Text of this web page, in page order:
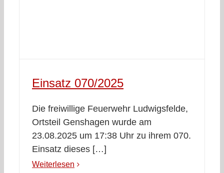
Einsatz 070/2025
Die freiwillige Feuerwehr Ludwigsfelde,
Ortsteil Genshagen wurde am
23.08.2025 um 17:38 Uhr zu ihrem 070.
Einsatz dieses […]
Weiterlesen